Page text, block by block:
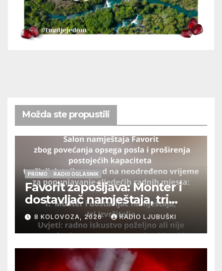
Možda ste propustili
PROMO RADIO OGLASNIK
Favorit zapošljava: Monter i
dostavljač namještaja, tri
izvršitelja
8 KOLOVOZA, 2026 RADIO LJUBUŠKI